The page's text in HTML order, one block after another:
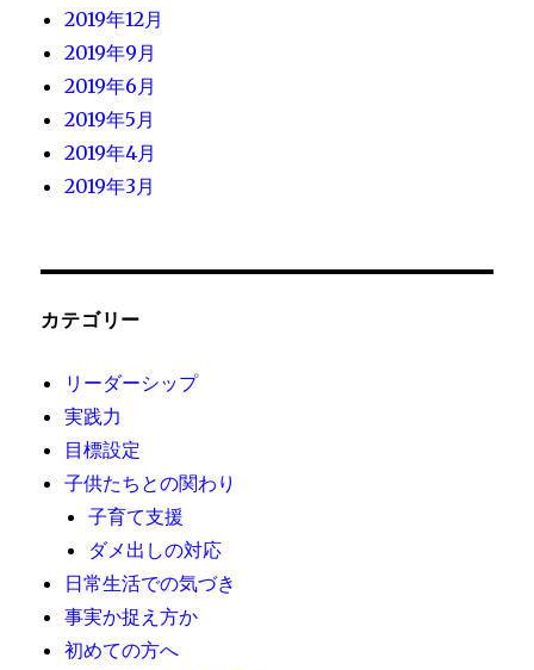
2019年12月
2019年9月
2019年6月
2019年5月
2019年4月
2019年3月
カテゴリー
リーダーシップ
実践力
目標設定
子供たちとの関わり
子育て支援
ダメ出しの対応
日常生活での気づき
事実か捉え方か
初めての方へ